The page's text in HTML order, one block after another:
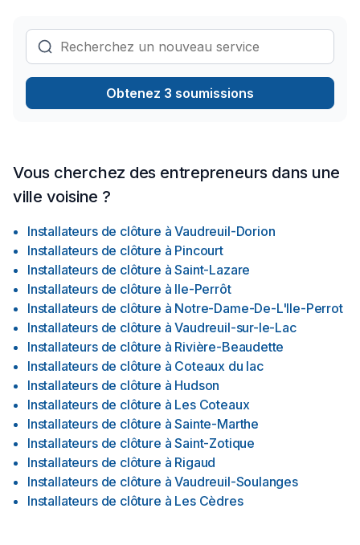
Obtenez 3 soumissions
Vous cherchez des entrepreneurs dans une
ville voisine ?
Installateurs de clôture à Vaudreuil-Dorion
Installateurs de clôture à Pincourt
Installateurs de clôture à Saint-Lazare
Installateurs de clôture à Ile-Perrôt
Installateurs de clôture à Notre-Dame-De-L'Ile-Perrot
Installateurs de clôture à Vaudreuil-sur-le-Lac
Installateurs de clôture à Rivière-Beaudette
Installateurs de clôture à Coteaux du lac
Installateurs de clôture à Hudson
Installateurs de clôture à Les Coteaux
Installateurs de clôture à Sainte-Marthe
Installateurs de clôture à Saint-Zotique
Installateurs de clôture à Rigaud
Installateurs de clôture à Vaudreuil-Soulanges
Installateurs de clôture à Les Cèdres